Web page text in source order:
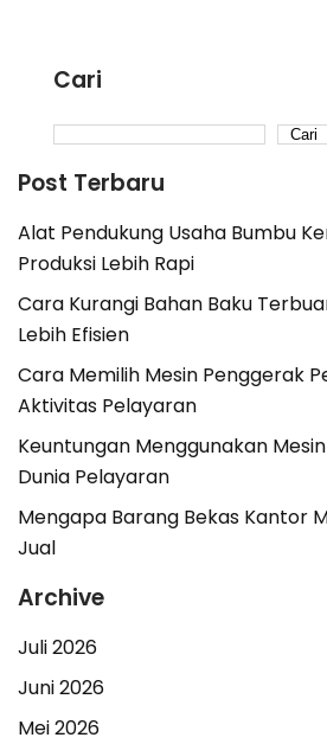
Cari
Cari
Post Terbaru
Alat Pendukung Usaha Bumbu
Produksi Lebih Rapi
Cara Kurangi Bahan Baku
Lebih Efisien
Cara Memilih Mesin Penggerak
Aktivitas Pelayaran
Keuntungan Menggunakan
Dunia Pelayaran
Mengapa Barang Bekas Kantor
Jual
Archive
Juli 2026
Juni 2026
Mei 2026